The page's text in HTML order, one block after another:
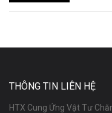
THÔNG TIN LIÊN HỆ
HTX Cung Ứng Vật Tư